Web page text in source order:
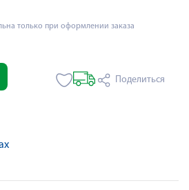
только при оформлении заказа
Поделиться